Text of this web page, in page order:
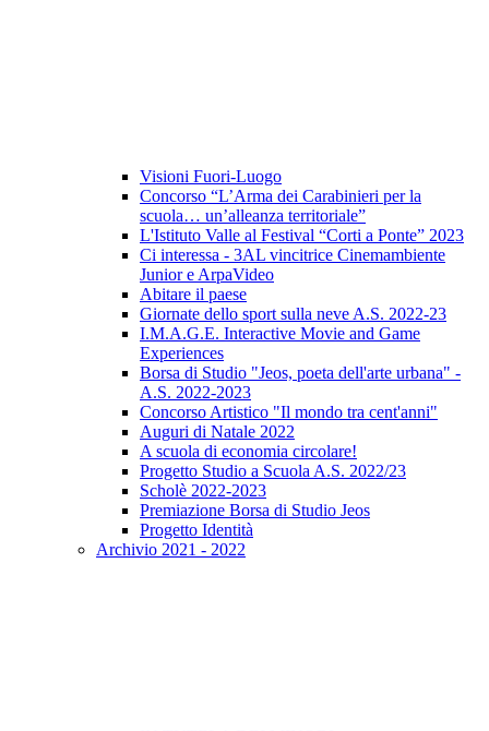
Visioni Fuori-Luogo
Concorso “L’Arma dei Carabinieri per la
scuola… un’alleanza territoriale”
L'Istituto Valle al Festival “Corti a Ponte” 2023
Ci interessa - 3AL vincitrice Cinemambiente
Junior e ArpaVideo
Abitare il paese
Giornate dello sport sulla neve A.S. 2022-23
I.M.A.G.E. Interactive Movie and Game
Experiences
Borsa di Studio "Jeos, poeta dell'arte urbana" -
A.S. 2022-2023
Concorso Artistico "Il mondo tra cent'anni"
Auguri di Natale 2022
A scuola di economia circolare!
Progetto Studio a Scuola A.S. 2022/23
Scholè 2022-2023
Premiazione Borsa di Studio Jeos
Progetto Identità
Archivio 2021 - 2022